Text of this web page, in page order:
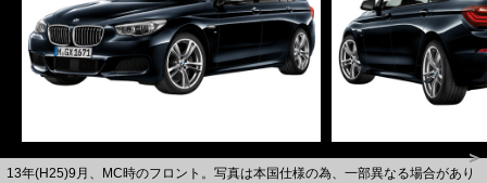
13年(H25)9月、MC時のフロント。写真は本国仕様の為、一部異なる場合があり